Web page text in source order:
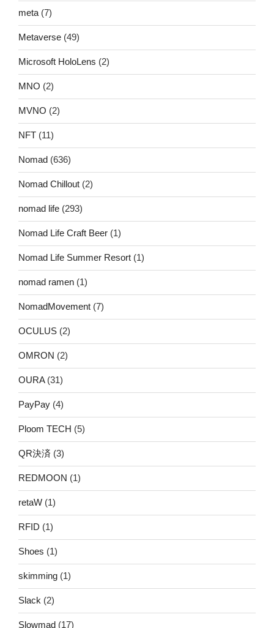
meta(7)
Metaverse (49)
Microsoft HoloLens (2)
MNO (2)
MVNO (2)
NFT (11)
Nomad (636)
Nomad Chillout (2)
nomad life (293)
Nomad Life Craft Beer (1)
Nomad Life Summer Resort (1)
nomad ramen (1)
NomadMovement (7)
OCULUS (2)
OMRON (2)
OURA(31)
PayPay (4)
Ploom TECH (5)
QR決済 (3)
REDMOON (1)
retaW (1)
RFID (1)
Shoes (1)
skimming (1)
Slack (2)
Slowmad (17)